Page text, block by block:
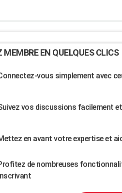
MEMBRE EN QUELQUES CLICS
vous simplement avec
vos discussions facilement
en avant votre expertise et
de nombreuses